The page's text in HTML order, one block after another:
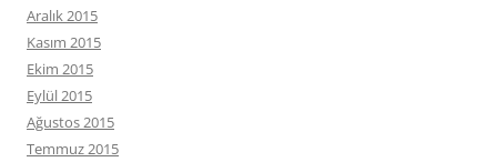
Aralık 2015
Kasım 2015
Ekim 2015
Eylül 2015
Ağustos 2015
Temmuz 2015